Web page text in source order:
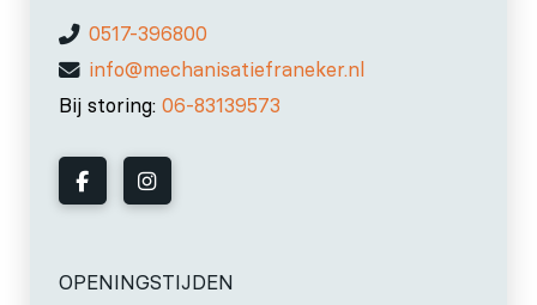
0517-396800
info@mechanisatiefraneker.nl
Bij storing: 06-83139573
OPENINGSTIJDEN